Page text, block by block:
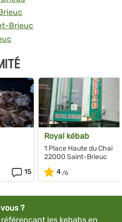
Brieuc
15
Royal kébab
1 Place Haute du Chai
22000 Saint-Brieuc
4
?
les kebabs en